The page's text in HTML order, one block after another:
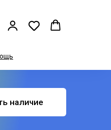
наличие